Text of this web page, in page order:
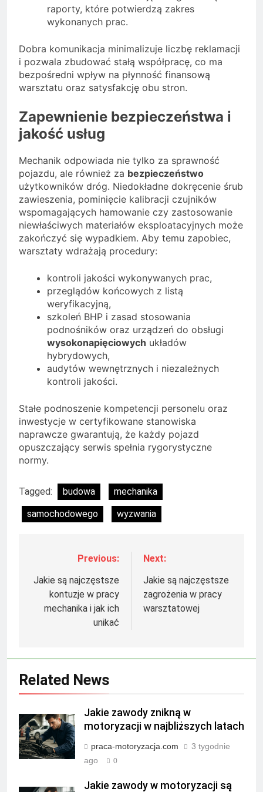
raporty, które potwierdzą zakres
wykonanych prac.
Dobra komunikacja minimalizuje liczbę reklamacji
i pozwala zbudować stałą współpracę, co ma
bezpośredni wpływ na płynność finansową
warsztatu oraz satysfakcję obu stron.
Zapewnienie bezpieczeństwa i
jakość usług
Mechanik odpowiada nie tylko za sprawność
pojazdu, ale również za bezpieczeństwo
użytkowników dróg. Niedokładne dokręcenie śrub
zawieszenia, pominięcie kalibracji czujników
wspomagających hamowanie czy zastosowanie
niewłaściwych materiałów eksploatacyjnych może
zakończyć się wypadkiem. Aby temu zapobiec,
warsztaty wdrażają procedury:
kontroli jakości wykonywanych prac,
przeglądów końcowych z listą
weryfikacyjną,
szkoleń BHP i zasad stosowania
podnośników oraz urządzeń do obsługi
wysokonapięciowych układów
hybrydowych,
audytów wewnętrznych i niezależnych
kontroli jakości.
Stałe podnoszenie kompetencji personelu oraz
inwestycje w certyfikowane stanowiska
naprawcze gwarantują, że każdy pojazd
opuszczający serwis spełnia rygorystyczne
normy.
Tagged: budowa
mechanika
samochodowego
wyzwania
Nawigacja
wpisu
Previous:
Jakie są najczęstsze
kontuzje w pracy
mechanika i jak ich
unikać
Next:
Jakie są najczęstsze
zagrożenia w pracy
warsztatowej
Related News
Jakie zawody znikną w
motoryzacji w najbliższych latach
praca-motoryzacja.com
3 tygodnie
ago
0
Jakie zawody w motoryzacji są